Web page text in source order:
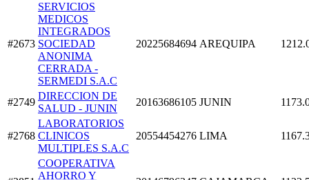
#2673
SERVICIOS
MEDICOS
INTEGRADOS
SOCIEDAD
ANONIMA
CERRADA -
SERMEDI S.A.C
20225684694 AREQUIPA
#2749
DIRECCION DE
SALUD - JUNIN
20163686105 JUNIN
#2768
LABORATORIOS
CLINICOS
MULTIPLES S.A.C
20554454276 LIMA
COOPERATIVA
AHORRO Y